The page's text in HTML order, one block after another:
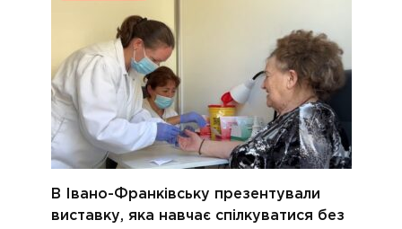
В Івано-Франківську презентували
виставку, яка навчає спілкуватися без